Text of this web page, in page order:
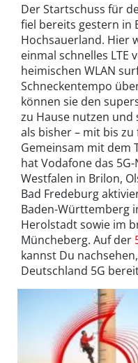
Der Startschuss für
fiel bereits gestern in
Hochsauerland. Hier
einmal schnelles LTE
heimischen WLAN
Schneckentempo
können sie den
zu Hause nutzen
als bisher – mit bis
Gemeinsam mit dem
hat Vodafone das
Westfalen in Brilon,
Bad Fredeburg
Baden-Württemberg
Herolstadt sowie im
Müncheberg. Auf der
kannst Du
Deutschland 5G